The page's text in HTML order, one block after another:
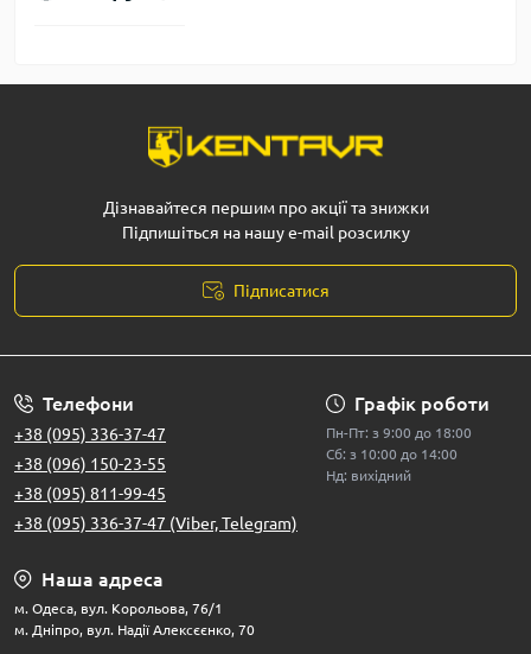
Дізнавайтеся першим про акції та знижки
Підпишіться на нашу e-mail розсилку
Підписатися
Телефони
+38 (095) 336-37-47
+38 (096) 150-23-55
+38 (095) 811-99-45
+38 (095) 336-37-47 (Viber, Telegram)
Графік роботи
Пн-Пт: з 9:00 до 18:00
Сб: з 10:00 до 14:00
Нд: вихідний
Наша адреса
м. Одеса, вул. Корольова, 76/1
м. Дніпро, вул. Надії Алексєєнко, 70